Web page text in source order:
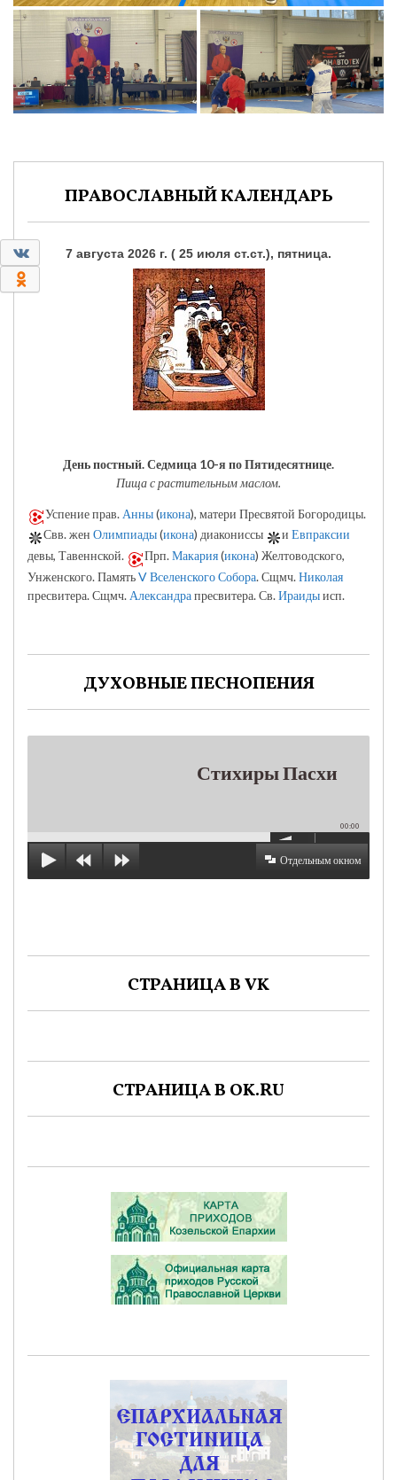
ПРАВОСЛАВНЫЙ КАЛЕНДАРЬ
7 августа 2026 г. ( 25 июля ст.ст.), пятница.
День постный.Седмица 10-я по Пятидесятнице.
Пища с растительным маслом.
Успение прав. Анны(икона), матери Пресвятой Богородицы.
Свв. жен Олимпиады(икона) диакониссы и Евпраксии
девы, Тавеннской.
Прп.Макария(икона) Желтоводского,
Унженского. ПамятьV Вселенского Собора. Сщмч.Николая
пресвитера. Сщмч. Александрапресвитера. Св.Ираидыисп.
ДУХОВНЫЕ ПЕСНОПЕНИЯ
Стихиры Пасхи
00:00
Отдельным окном
СТРАНИЦА В VK
СТРАНИЦА В OK.RU